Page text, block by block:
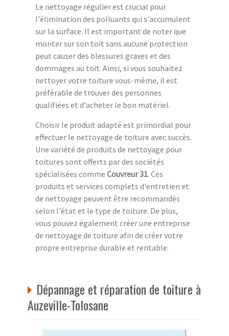
Le nettoyage régulier est crucial pour
l'élimination des polluants qui s'accumulent
sur la surface. Il est important de noter que
monter sur son toit sans aucune protection
peut causer des blessures graves et des
dommages au toit. Ainsi, si vous souhaitez
nettoyer votre toiture vous-même, il est
préférable de trouver des personnes
qualifiées et d'acheter le bon matériel.
Choisir le produit adapté est primordial pour
effectuer le nettoyage de toiture avec succès.
Une variété de produits de nettoyage pour
toitures sont offerts par des sociétés
spécialisées comme Couvreur 31. Ces
produits et services complets d'entretien et
de nettoyage peuvent être recommandés
selon l'état et le type de toiture. De plus,
vous pouvez également créer une entreprise
de nettoyage de toiture afin de créer votre
propre entreprise durable et rentable.
Dépannage et réparation de toiture à
Auzeville-Tolosane